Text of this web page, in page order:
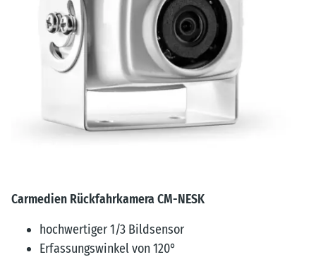
Carmedien Rückfahrkamera CM-NESK
hochwertiger 1/3 Bildsensor
Erfassungswinkel von 120°